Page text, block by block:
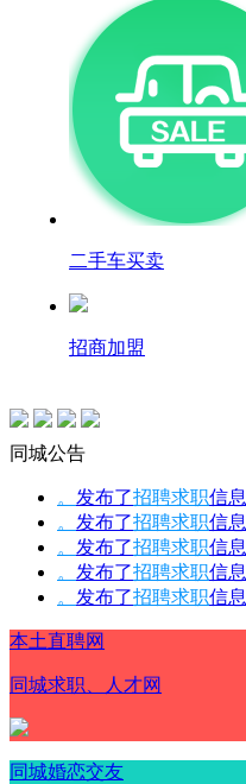
二手车买卖
招商加盟
同城公告
。 发布了招聘求职信息
。 发布了招聘求职信息
。 发布了招聘求职信息
。 发布了招聘求职信息
。 发布了招聘求职信息
本土直聘网
同城求职、人才网
同城婚恋交友